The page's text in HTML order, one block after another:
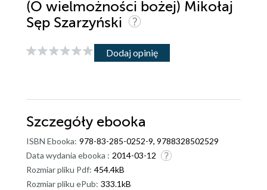
(O wielmożności bożej) Mikołaj
Sęp Szarzyński
Dodaj opinię
Szczegóły ebooka
ISBN Ebooka: 978-83-285-0252-9, 9788328502529
Data wydania ebooka : 2014-03-12
Rozmiar pliku Pdf: 454.4kB
Rozmiar pliku ePub: 333.1kB